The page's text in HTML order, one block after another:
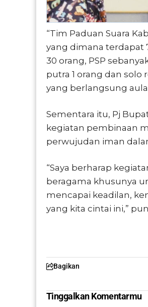
“Tim Paduan Suara
yang dimana terdapat
30 orang, PSP
putra 1 orang dan solo
yang berlangsung aula
Sementara itu, Pj
kegiatan pembinaan
perwujudan iman
“Saya berharap
beragama khusunya
mencapai keadilan,
yang kita cintai ini,”
Bagikan
Tinggalkan Komentarmu